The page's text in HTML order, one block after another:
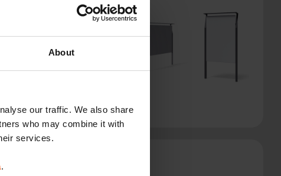
About
our traffic. We also share
who may combine it with
services.
.
PP